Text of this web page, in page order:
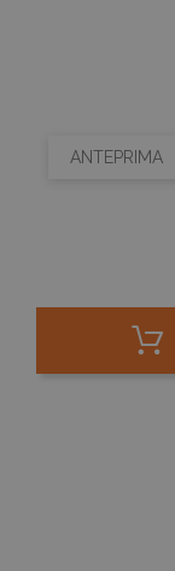
ANTEPRIMA